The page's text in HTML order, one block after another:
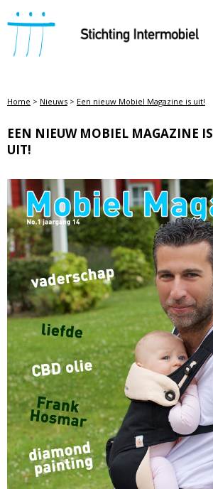
STICHTING INTERMOBIEL
Home > Nieuws > Een nieuw Mobiel Magazine is uit!
EEN NIEUW MOBIEL MAGAZINE IS
UIT!